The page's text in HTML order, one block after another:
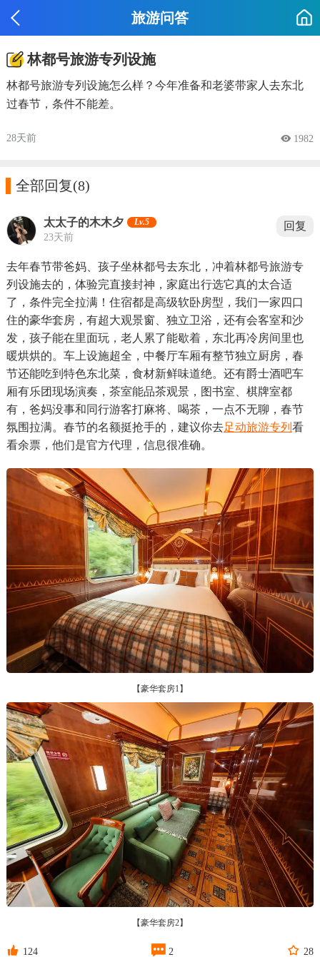
旅游问答
林都号旅游专列设施
林都号旅游专列设施怎么样？今年准备和老婆带家人去东北
过春节，条件不能差。
28天前  1982
全部回复(8)
太太子的木木夕 Lv.5
23天前
回复
去年春节带爸妈、孩子坐林都号去东北，冲着林都号旅游专
列设施去的，体验完直接封神，家庭出行选它真的太合适
了，条件完全拉满！住宿都是高级软卧房型，我们一家四口
住的豪华套房，有超大观景窗、独立卫浴，还有会客室和沙
发，孩子能在里面玩，老人累了能歇着，东北再冷房间里也
暖烘烘的。车上设施超全，中餐厅车厢有整节独立厨房，春
节还能吃到特色东北菜，食材新鲜味道绝。还有爵士酒吧车
厢有乐团现场演奏，茶室能品茶观景，图书室、棋牌室都
有，爸妈没事和同行游客打麻将、喝茶，一点不无聊，春节
氛围拉满。春节的名额挺抢手的，建议你去足动旅游专列 看
看余票，他们是官方代理，信息很准确。
【豪华套房1】
【豪华套房2】
 124  2  28